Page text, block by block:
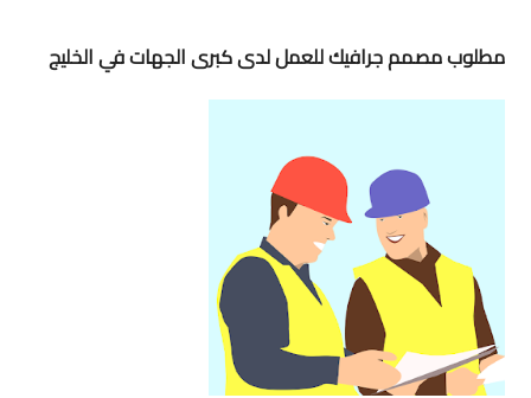
مطلوب مصمم جرافيك للعمل لدى كبرى الجهات في الخليج